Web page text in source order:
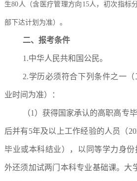
生80人（含医疗管理方向15人，初次指标
部下达计划为准）。
二、报考条件
1.中华人民共和国公民。
2.学历必须符合下列条件之一
业时间为准）：
（1）获得国家承认的高职高专
后并有5年及以上工作经验的人员（
毕业或本科结业），以同等学力身
外还须加试两门本科专业基础课。大